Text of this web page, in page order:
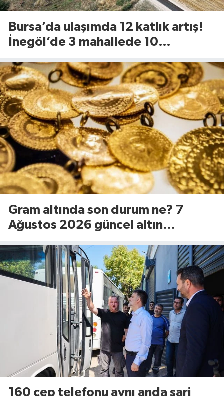
Bursa’da ulaşımda 12 katlık artış!
İnegöl’de 3 mahallede 10
Gram altında son durum ne? 7
Ağustos 2026 güncel altın
160 cep telefonu aynı anda şarj